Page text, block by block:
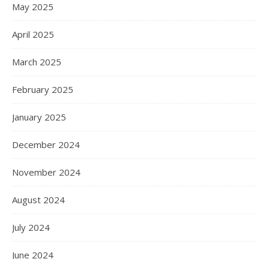
May 2025
April 2025
March 2025
February 2025
January 2025
December 2024
November 2024
August 2024
July 2024
June 2024